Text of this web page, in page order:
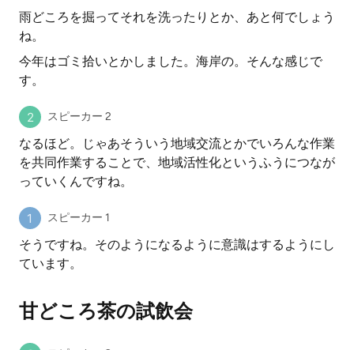
雨どころを掘ってそれを洗ったりとか、あと何でしょう
ね。
今年はゴミ拾いとかしました。海岸の。そんな感じで
す。
スピーカー 2
なるほど。じゃあそういう地域交流とかでいろんな作業
を共同作業することで、地域活性化というふうにつなが
っていくんですね。
スピーカー 1
そうですね。そのようになるように意識はするようにし
ています。
甘どころ茶の試飲会